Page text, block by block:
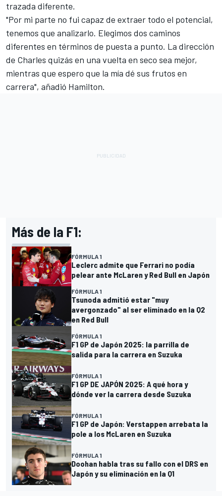
trazada diferente.
"Por mi parte no fui capaz de extraer todo el potencial,
tenemos que analizarlo. Elegimos dos caminos
diferentes en términos de puesta a punto. La dirección
de Charles quizás en una vuelta en seco sea mejor,
mientras que espero que la mía dé sus frutos en
carrera", añadió Hamilton.
Más de la F1:
FÓRMULA 1
Leclerc admite que Ferrari no podía
pelear ante McLaren y Red Bull en Japón
FÓRMULA 1
Tsunoda admitió estar "muy
avergonzado" al ser eliminado en la Q2
en Red Bull
FÓRMULA 1
F1 GP de Japón 2025: la parrilla de
salida para la carrera en Suzuka
FÓRMULA 1
F1 GP DE JAPÓN 2025: A qué hora y
dónde ver la carrera desde Suzuka
FÓRMULA 1
F1 GP de Japón: Verstappen arrebata la
pole a los McLaren en Suzuka
FÓRMULA 1
Doohan habla tras su fallo con el DRS en
Japón y su eliminación en la Q1